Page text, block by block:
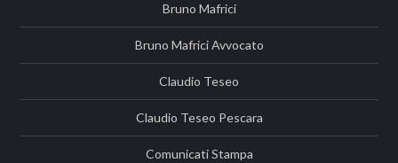
Bruno Mafrici
Bruno Mafrici Avvocato
Claudio Teseo
Claudio Teseo Pescara
Comunicati Stampa